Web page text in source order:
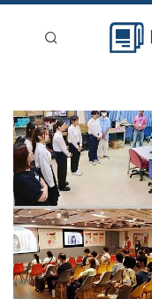
新聞稿分類
登入
刊登